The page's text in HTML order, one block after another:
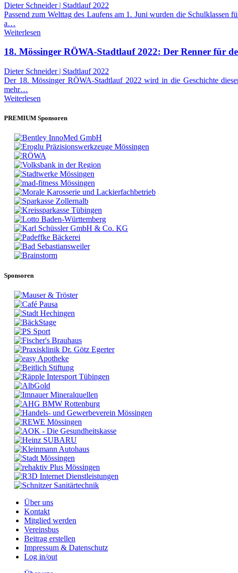
Dieter Schneider | Stadtlauf 2022
Passend zum Welttag des Laufens am 1. Juni wurden die
a…
Weiterlesen
18. Mössinger RÖWA-Stadtlauf 2022: Der Renner für
Dieter Schneider | Stadtlauf 2022
Der 18. Mössinger RÖWA-Stadtlauf 2022 wird in die Geschichte
mehr…
Weiterlesen
PREMIUM Sponsoren
Sponsoren
Über uns
Kontakt
Mitglied werden
Vereinsbus
Beitrag erstellen
Impressum & Datenschutz
Log in/out